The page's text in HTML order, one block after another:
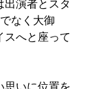
出演者とスタ
なく大御
スへと座って
いに位置を